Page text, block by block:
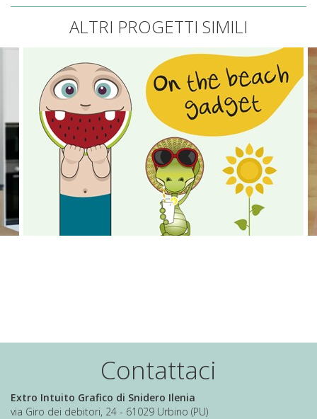
ALTRI PROGETTI SIMILI
Contattaci
Extro Intuito Grafico di Snidero Ilenia
via Giro dei debitori, 24 - 61029 Urbino (PU)